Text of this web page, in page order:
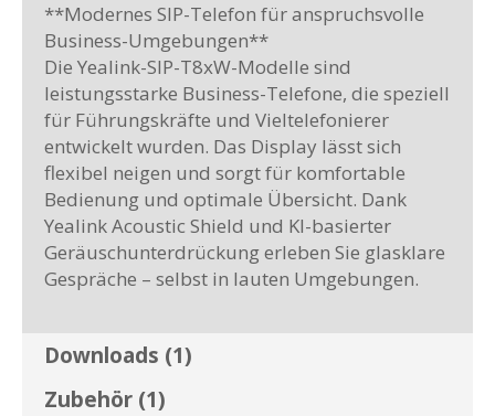
**Modernes SIP-Telefon für anspruchsvolle
Business-Umgebungen**
Die Yealink-SIP-T8xW-Modelle sind
leistungsstarke Business-Telefone, die speziell
für Führungskräfte und Vieltelefonierer
entwickelt wurden. Das Display lässt sich
flexibel neigen und sorgt für komfortable
Bedienung und optimale Übersicht. Dank
Yealink Acoustic Shield und KI-basierter
Geräuschunterdrückung erleben Sie glasklare
Gespräche – selbst in lauten Umgebungen.
Downloads (1)
Zubehör (1)